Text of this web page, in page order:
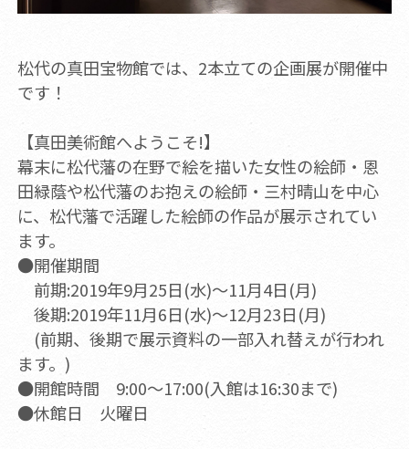
松代の真田宝物館では、2本立ての企画展が開催中
です！
【真田美術館へようこそ!】
幕末に松代藩の在野で絵を描いた女性の絵師・恩
田緑蔭や松代藩のお抱えの絵師・三村晴山を中心
に、松代藩で活躍した絵師の作品が展示されてい
ます。
●開催期間
前期:2019年9月25日(水)～11月4日(月)
後期:2019年11月6日(水)～12月23日(月)
(前期、後期で展示資料の一部入れ替えが行われ
ます。)
●開館時間 9:00～17:00(入館は16:30まで)
●休館日 火曜日